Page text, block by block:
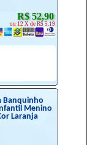
R$ 52,90
ou 12 X de R$ 5.19
Banquinho
Menino
Laranja